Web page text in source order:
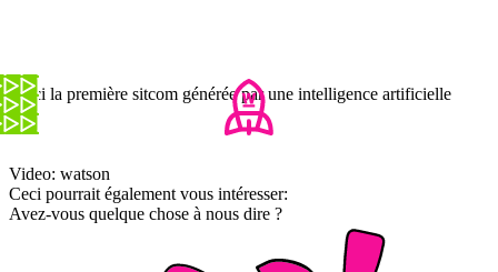
Voici la première sitcom générée par une intelligence artificielle
Video: watson
Ceci pourrait également vous intéresser:
Avez-vous quelque chose à nous dire ?